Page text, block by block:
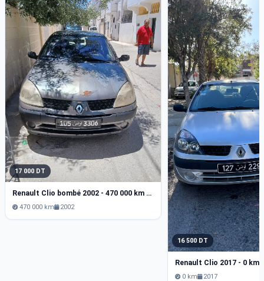
17 000 DT
Renault Clio bombé 2002 - 470 000 km - Essence
470 000 km 2002
16 500 DT
0 km 2017